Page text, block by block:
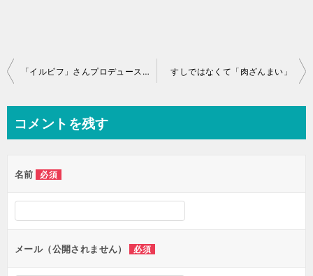
投
ビ
ー
シ
ョ
ン
「イルビフ」さんプロデュースのカフェ「BonFireCafe」さんがオープン すしではなくて「肉ざんまい」
コメントを残す
名前 必須
メール（公開されません） 必須